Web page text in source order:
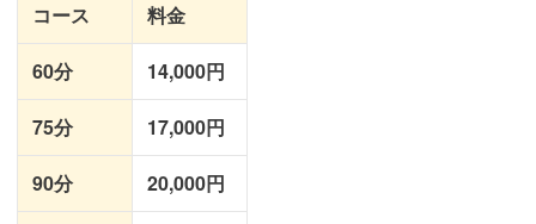
コース 料金
60分 14,000円
75分 17,000円
90分 20,000円